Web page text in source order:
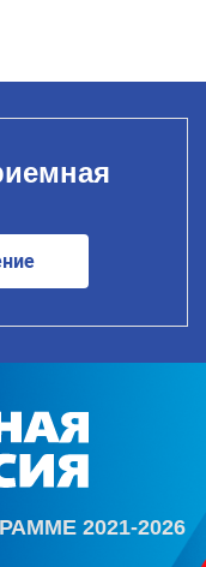
2021-2026